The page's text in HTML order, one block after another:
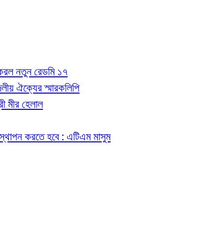
করল নতুন রেডমি ১৭
ঐক্যের স্মারকলিপি
মীর হেলাল
স্থাপন করতে হবে : এটিএম মাসুম